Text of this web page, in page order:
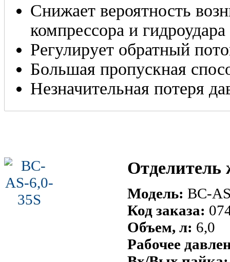
Снижает вероятность
компрессора и гидроудара
Регулирует обратный
Большая пропускная
Незначительная потеря
Отделитель
Модель: BC-
Код заказа:
Объем, л: 6,0
Рабочее